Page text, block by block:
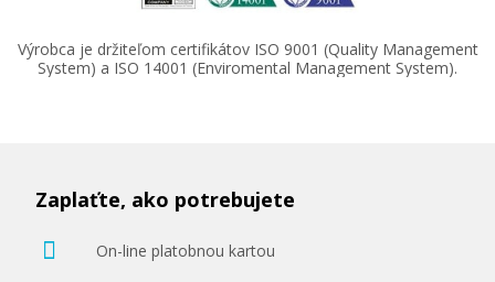
Výrobca je držiteľom certifikátov ISO 9001 (Quality Management
System) a ISO 14001 (Enviromental Management System).
Zaplaťte, ako potrebujete
On-line platobnou kartou